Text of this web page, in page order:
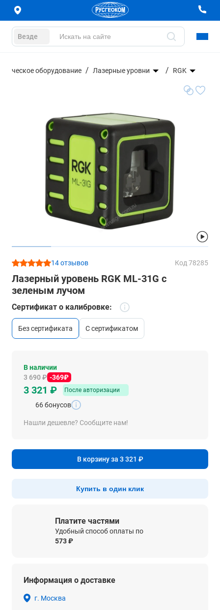
Везде
оборудование Лазерные уровни RGK
14 отзывов Код 78285
Лазерный уровень RGK ML-31G с
зеленым лучом
Сертификат о калибровке:
без сертификата с сертификатом
В наличии
3 690 ₽ -369₽
3 321 ₽ После авторизации
66 бонусов
Нашли дешевле? Сообщите нам!
В корзину за 3 321 ₽
Купить в один клик
Платите частями
Удобный способ оплаты по
573 ₽
Информация о доставке
г. Москва